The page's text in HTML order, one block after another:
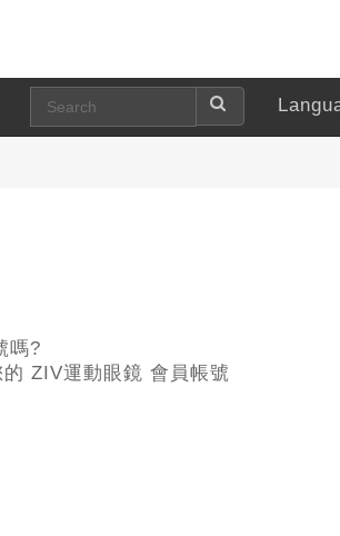
嗎?
ZIV運動眼鏡 會員帳號